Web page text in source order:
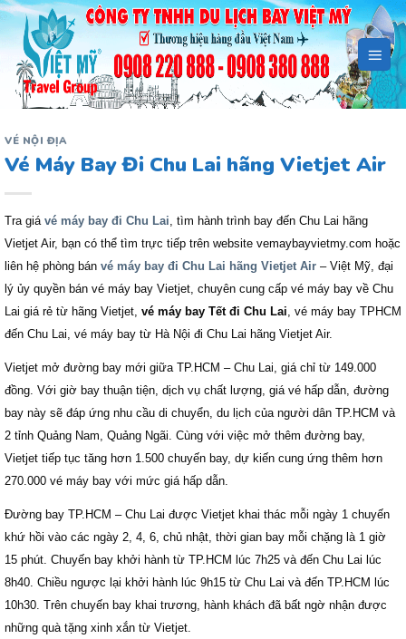
Bỏ
qua
dung
VÉ NỘI ĐỊA
Vé Máy Bay Đi Chu Lai hãng Vietjet Air
Tra giá vé máy bay đi Chu Lai , tìm hành trình bay đến Chu Lai hãng
Vietjet Air, bạn có thể tìm trực tiếp trên website vemaybayvietmy.com hoặc
liên hệ phòng bán vé máy bay đi Chu Lai hãng Vietjet Air – Việt Mỹ, đại
lý ủy quyền bán vé máy bay Vietjet, chuyên cung cấp vé máy bay về Chu
Lai giá rẻ từ hãng Vietjet, vé máy bay Tết đi Chu Lai , vé máy bay TPHCM
đến Chu Lai, vé máy bay từ Hà Nội đi Chu Lai hãng Vietjet Air.
Vietjet mở đường bay mới giữa TP.HCM – Chu Lai, giá chỉ từ 149.000
đồng. Với giờ bay thuận tiện, dịch vụ chất lượng, giá vé hấp dẫn, đường
bay này sẽ đáp ứng nhu cầu di chuyển, du lịch của người dân TP.HCM và
2 tỉnh Quảng Nam, Quảng Ngãi. Cùng với việc mở thêm đường bay,
Vietjet tiếp tục tăng hơn 1.500 chuyến bay, dự kiến cung ứng thêm hơn
270.000 vé máy bay với mức giá hấp dẫn.
Đường bay TP.HCM – Chu Lai được Vietjet khai thác mỗi ngày 1 chuyến
khứ hồi vào các ngày 2, 4, 6, chủ nhật, thời gian bay mỗi chặng là 1 giờ
15 phút. Chuyến bay khởi hành từ TP.HCM lúc 7h25 và đến Chu Lai lúc
8h40. Chiều ngược lại khởi hành lúc 9h15 từ Chu Lai và đến TP.HCM lúc
10h30. Trên chuyến bay khai trương, hành khách đã bất ngờ nhận được
những quà tặng xinh xắn từ Vietjet.